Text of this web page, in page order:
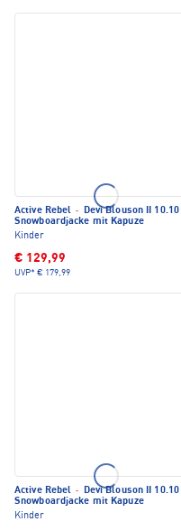
Active Rebel ·
Devi Blouson II 10.10
Snowboardjacke mit Kapuze
Kinder
€ 129,99
UVP* € 179,99
Active Rebel ·
Devi Blouson II 10.10
Snowboardjacke mit Kapuze
Kinder